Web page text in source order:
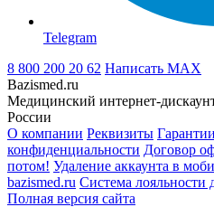
Telegram
8 800 200 20 62 Написать MAX
Bazismed.ru
Медицинский интернет-
России
О компании Реквизиты Гарантии
конфиденциальности Договор
потом! Удаление аккаунта в
bazismed.ru Система лояльности
Полная версия сайта